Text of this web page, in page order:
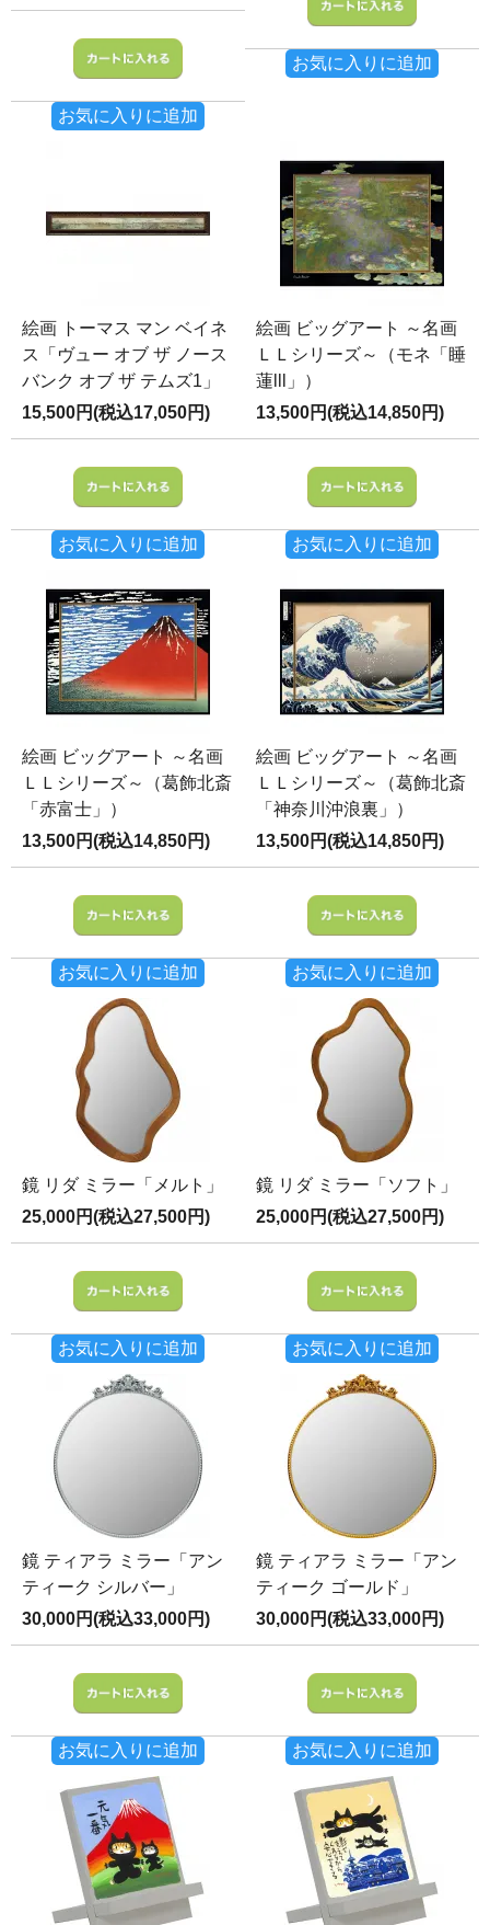
お気に入りに追加
お気に入りに追加
絵画 トーマス マン ベイネ
ス「ヴュー オブ ザ ノース
バンク オブ ザ テムズ1」
15,500円(税込17,050円)
お気に入りに追加
絵画 ビッグアート ～名画
ＬＬシリーズ～（モネ「睡
蓮lll」）
13,500円(税込14,850円)
お気に入りに追加
絵画 ビッグアート ～名画
ＬＬシリーズ～（葛飾北斎
「赤富士」）
13,500円(税込14,850円)
お気に入りに追加
絵画 ビッグアート ～名画
ＬＬシリーズ～（葛飾北斎
「神奈川沖浪裏」）
13,500円(税込14,850円)
お気に入りに追加
鏡 リダ ミラー「メルト」
25,000円(税込27,500円)
お気に入りに追加
鏡 リダ ミラー「ソフト」
25,000円(税込27,500円)
お気に入りに追加
鏡 ティアラ ミラー「アン
ティーク シルバー」
30,000円(税込33,000円)
お気に入りに追加
鏡 ティアラ ミラー「アン
ティーク ゴールド」
30,000円(税込33,000円)
お気に入りに追加